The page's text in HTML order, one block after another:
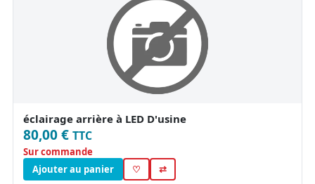
éclairage arrière à LED D'usine
80,00 € TTC
Sur commande
Ajouter au panier
♡ ⇄